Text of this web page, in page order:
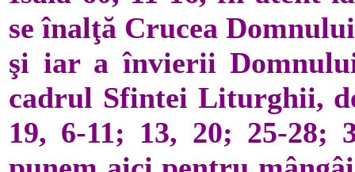
se înalţă Crucea
şi iar a învierii
cadrul Sfintei Liturghii,
19, 6-11; 13, 20; 25-28;